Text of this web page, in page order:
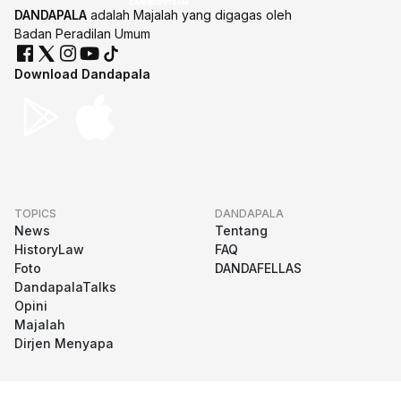
DANDAPALA adalah Majalah yang digagas oleh
Badan Peradilan Umum
Download Dandapala
TOPICS
News
HistoryLaw
Foto
DandapalaTalks
Opini
Majalah
Dirjen Menyapa
DANDAPALA
Tentang
FAQ
DANDAFELLAS